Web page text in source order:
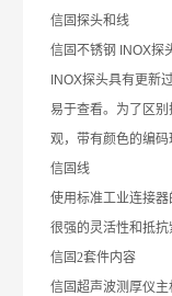
信固探头和线
信固不锈钢
INOX探
INOX探头具有更新
易于查看。为了区
观，带有颜色的编码
信固线
使用标准工业连接
很强的灵活性和抵
信固2套件内容
信固超声波测厚仪